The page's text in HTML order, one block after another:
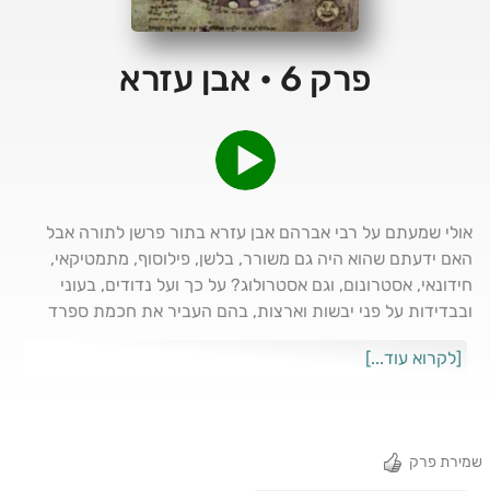
פרק 6 • אבן עזרא
אולי שמעתם על רבי אברהם אבן עזרא בתור פרשן לתורה אבל
האם ידעתם שהוא היה גם משורר, בלשן, פילוסוף, מתמטיקאי,
חידונאי, אסטרונום, וגם אסטרולוג? על כך ועל נדודים, בעוני
ובבדידות על פני יבשות וארצות, בהם העביר את חכמת ספרד
[לקרוא עוד...]
שמירת פרק